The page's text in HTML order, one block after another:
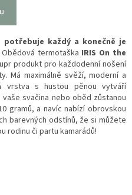
každý a konečně je
Obědová termotaška IRIS On the
produkt pro každodenní nošení
Má maximálně svěží, moderní a
vrstva s hustou pěnou vytváří
svačina nebo oběd zůstanou
gramů, a navíc nabízí obrovskou
barevných odstínů, že si můžete
rodinu či partu kamarádů!